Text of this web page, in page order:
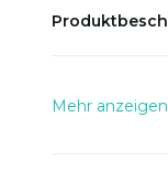
Mehr anzeigen